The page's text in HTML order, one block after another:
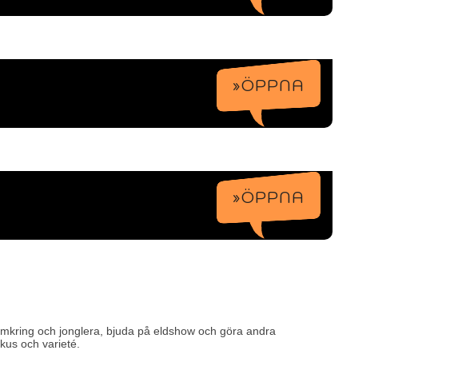
»ÖPPNA
»ÖPPNA
och jonglera, bjuda på eldshow och göra andra
och varieté.